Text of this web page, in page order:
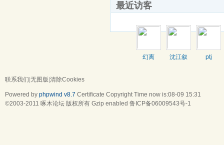
最近访客
幻离 沈江叙 ptj
联系我们 无图版 清除Cookies
Powered by phpwind v8.7 Certificate Copyright Time now is:08-09 15:31
©2003-2011 啄木论坛 版权所有 Gzip enabled 鲁ICP备06009543号-1